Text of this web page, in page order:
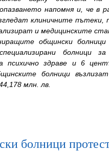
напомня и, че в
клиничните
и медицинските
общински
болници
психично здраве и 6
болници
млн. лв.
болници